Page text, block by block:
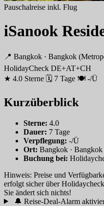
Pauschalreise inkl. Flug
iSanook
📍 Bangkok · Bangkok
HolidayCheck DE+AT+CH
★ 4.0 Sterne 🗓 7 Tage 🍽 -/Ü
Kurzüberblick
Sterne: 4.0
Dauer: 7 Tage
Verpflegung: -/Ü
Ort: Bangkok ·
Buchung bei:
Hinweis: Preise und
erfolgt sicher über
Sie ändert sich nichts!
🔔 Reise-Deal-Alarm